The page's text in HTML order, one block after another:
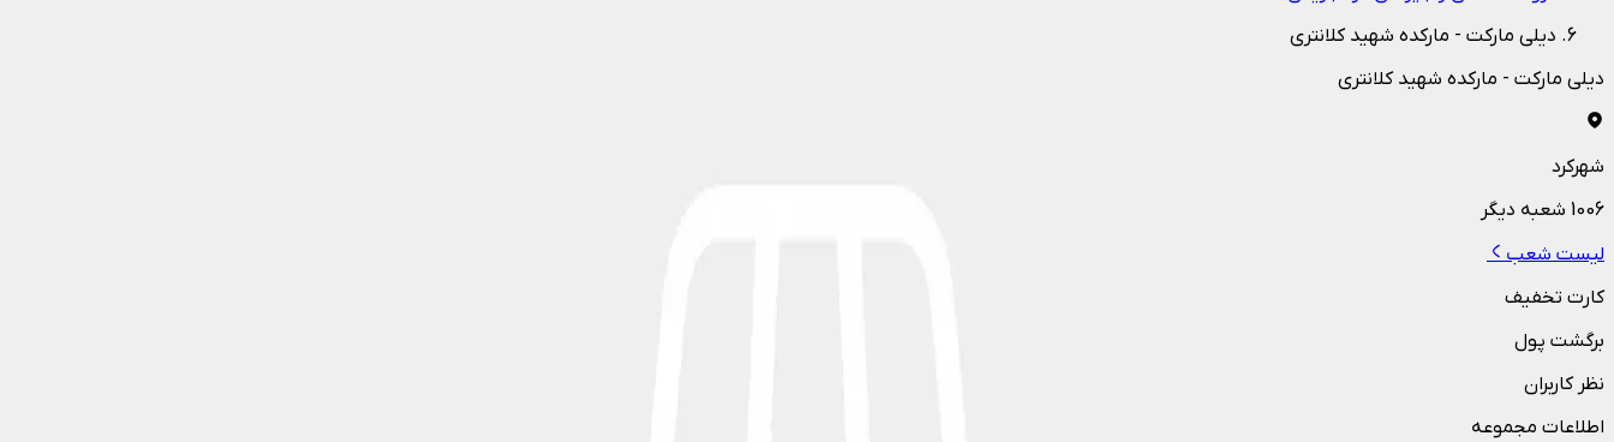
دیلی مارکت - مارکده شهید کلانتری
دیلی مارکت - مارکده شهید کلانتری
شهرکرد
1006 شعبه دیگر
لیست شعب
کارت تخفیف
برگشت پول
نظر کاربران
اطلاعات مجموعه